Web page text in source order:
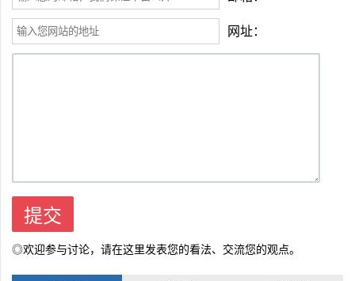
网址：
◎欢迎参与讨论，请在这里发表您的看法、交流您的观点。